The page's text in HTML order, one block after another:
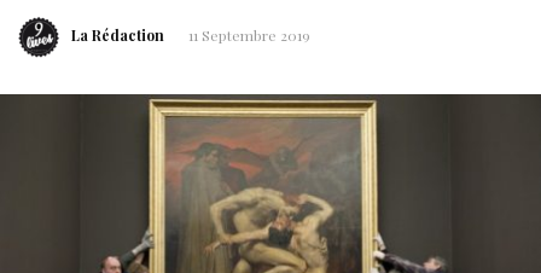
La Rédaction 11 Septembre 2019